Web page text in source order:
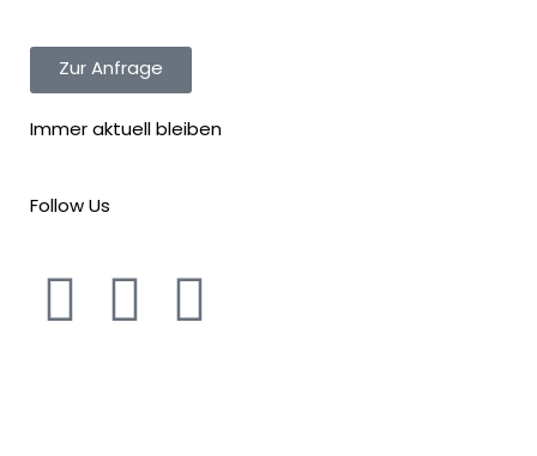
Zur Anfrage
Immer aktuell bleiben
Follow Us